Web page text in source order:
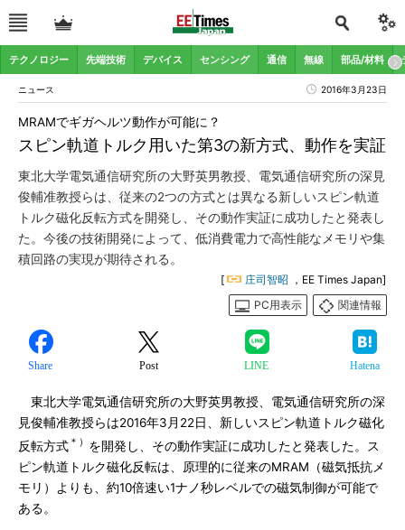
テクノロジー 先端技術 デバイス センシング 通信 無線 部品/材料
ニュース 2016年3月23日
スピン軌道トルク用いた第3の新方式、動作を実証
MRAMでギガヘルツ動作が可能に？
東北大学電気通信研究所の大野英男教授、電気通信研究所の深見
俊輔准教授らは、従来の2つの方式とは異なる新しいスピン軌道
トルク磁化反転方式を開発し、その動作実証に成功したと発表し
た。今後の技術開発によって、低消費電力で高性能なメモリや集
積回路の実現が期待される。
[ 庄司智昭 ，EE Times Japan]
PC用表示
関連情報
Share Post LINE Hatena
東北大学電気通信研究所の大野英男教授、電気通信研究所の深
見俊輔准教授らは2016年3月22日、新しいスピン軌道トルク磁化
反転方式 ＊） を開発し、その動作実証に成功したと発表した。ス
ピン軌道トルク磁化反転は、原理的に従来のMRAM（磁気抵抗メ
モリ）よりも、約10倍速い1ナノ秒レベルでの磁気制御が可能で
ある。